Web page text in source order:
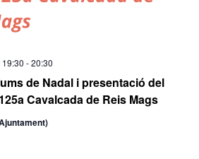
de Nadal i presentació del
Cavalcada de Reis Mags
-20:30